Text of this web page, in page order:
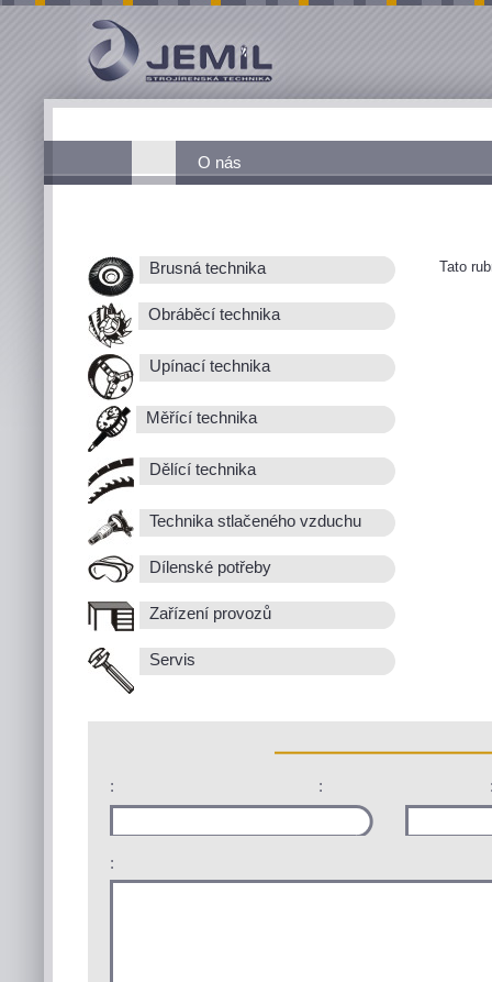
O nás
Brusná technika
Obráběcí technika
Upínací technika
Měřící technika
Dělící technika
Technika stlačeného vzduchu
Dílenské potřeby
Zařízení provozů
Servis
Tato
: :
: